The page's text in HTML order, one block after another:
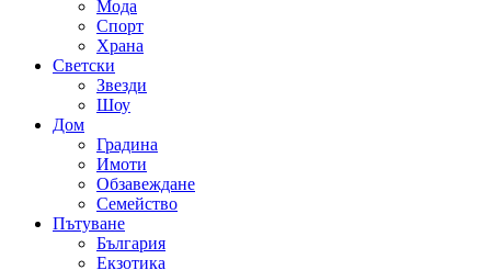
Мода
Спорт
Храна
Светски
Звезди
Шоу
Дом
Градина
Имоти
Обзавеждане
Семейство
Пътуване
България
Екзотика